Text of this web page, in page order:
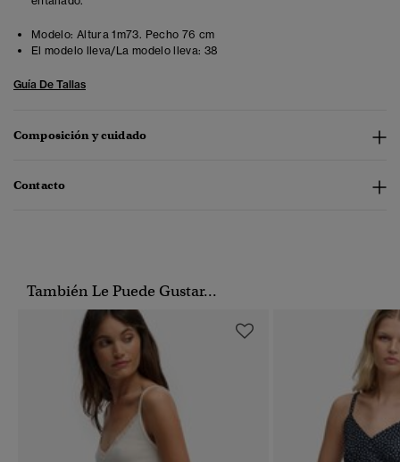
Modelo: Altura 1m73. Pecho 76 cm
El modelo lleva/La modelo lleva: 38
Guía De Tallas
Composición y cuidado
Contacto
También Le Puede Gustar...